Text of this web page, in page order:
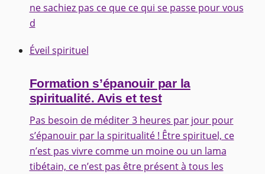
ne sachiez pas ce que ce qui se passe pour vous
d
Éveil spirituel
Formation s’épanouir par la
spiritualité. Avis et test
Pas besoin de méditer 3 heures par jour pour
s’épanouir par la spiritualité ! Être spirituel, ce
n’est pas vivre comme un moine ou un lama
tibétain, ce n’est pas être présent à tous les